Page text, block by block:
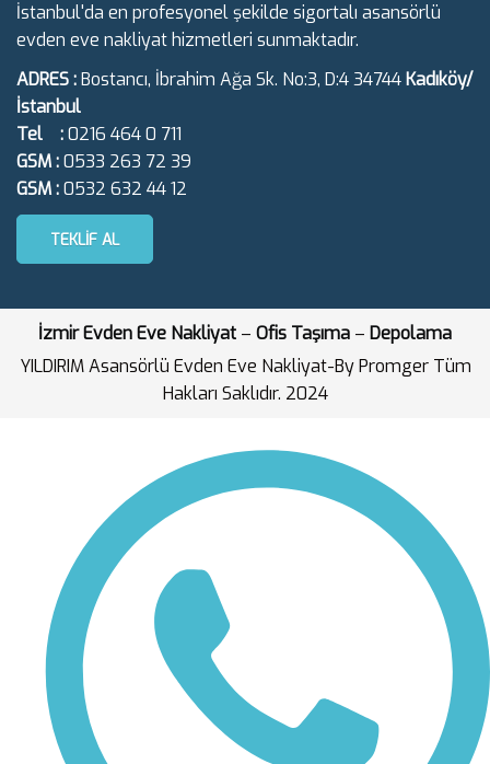
İstanbul'da en profesyonel şekilde sigortalı asansörlü
evden eve nakliyat hizmetleri sunmaktadır.
ADRES :Bostancı, İbrahim Ağa Sk. No:3, D:4 34744Kadıköy/
İstanbul
Tel :0216 464 0 711
GSM :0533 263 72 39
GSM :0532 632 44 12
TEKLIF AL
İzmir Evden Eve Nakliyat – Ofis Taşıma – Depolama
YILDIRIM Asansörlü Evden Eve Nakliyat-By Promger Tüm
Hakları Saklıdır. 2024